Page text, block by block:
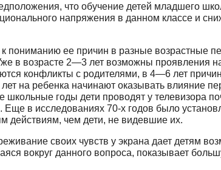
что обучение детей младшего
напряжения в данном классе и
пониманию ее причин в разные возрастные
в возрасте 2—3 лет возможны проявления
кон­фликты с родителями, в 4—6 лет
на ребенка начинают оказывать влияние
годы дети проводят у те­левизора
в исследованиях 70-х годов было
действиям, чем дети, не видевшие их.
своих чувств у экрана дает детям
вокруг данного вопро­са, показывает